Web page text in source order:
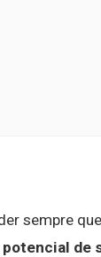
sempre
de